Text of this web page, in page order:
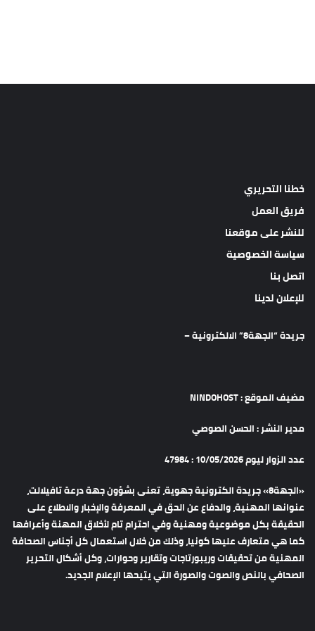
خطنا التحريري
فريق العمل
للنشر على موقعنا
سياسة الخصوصية
اتصل بنا
للإعلان لدينا
جريدة “الجهة8” الالكترونية –
مضيف الموقع : NINDOHOST
مدير النشر : الحسن الصوصي
عدد الزوار ليوم 10/05/2026 : 47984
«الجهة8» جريدة الكترونية جهوية، تعنى بشؤون جهة درعة تافيلالت،
عنوانها المهنية، والدفاع عن الحق في المعرفة والإخبار والاطلاع على
الحقيقة بكل موضوعية ومهنية وفي احترام تام لأخلاق المهنة وأعرافها
كما هي متعارف عليها كونيا، وذلك من خلال استعمال كل أجناس الصحافة
المهنية من تحقيقات وريبورتاجات وتقارير وحوارات، وكل أشكال التحرير
الصحافي بالنص والصوت والصورة التي يتيحها الإعلام الجديد.